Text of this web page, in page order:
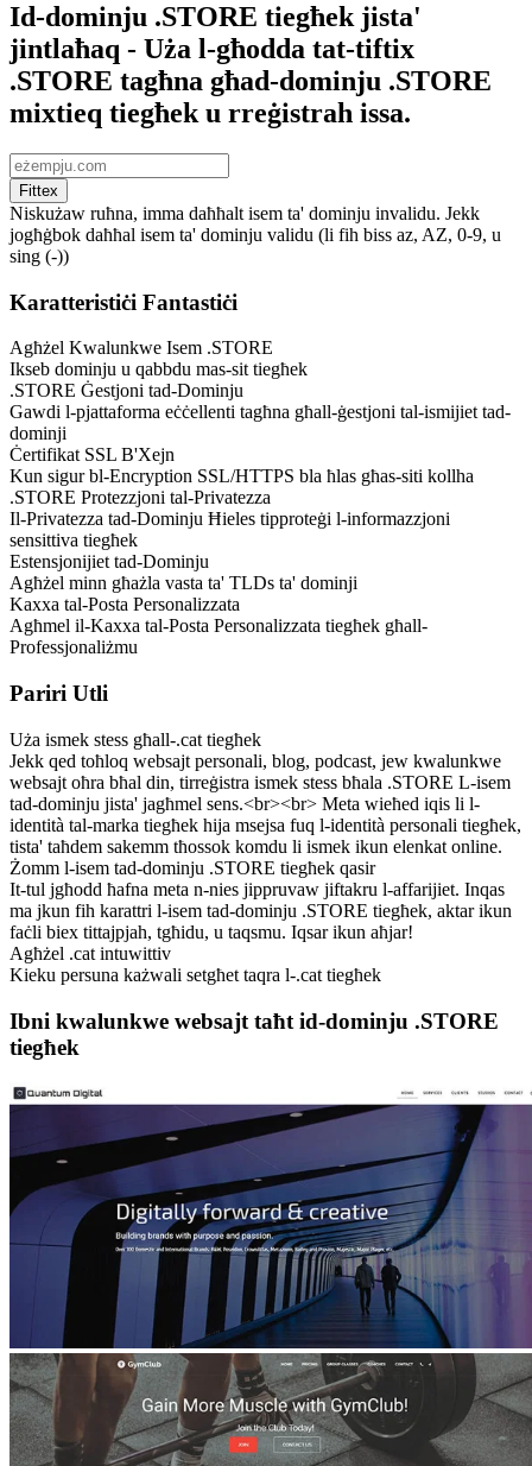
Id-dominju .STORE tiegħek jista'
jintlaħaq - Uża l-għodda tat-tiftix
.STORE tagħna għad-dominju .STORE
mixtieq tiegħek u rreġistrah issa.
Fittex
Niskużaw ruħna, imma daħħalt isem ta' dominju invalidu. Jekk
jogħġbok daħħal isem ta' dominju validu (li fih biss az, AZ, 0-9, u
sing (-))
Karatteristiċi Fantastiċi
Agħżel Kwalunkwe Isem .STORE
Ikseb dominju u qabbdu mas-sit tiegħek
.STORE Ġestjoni tad-Dominju
Gawdi l-pjattaforma eċċellenti tagħna għall-ġestjoni tal-ismijiet tad-
dominji
Ċertifikat SSL B'Xejn
Kun sigur bl-Encryption SSL/HTTPS bla ħlas għas-siti kollha
.STORE Protezzjoni tal-Privatezza
Il-Privatezza tad-Dominju Ħieles tipproteġi l-informazzjoni
sensittiva tiegħek
Estensjonijiet tad-Dominju
Agħżel minn għażla vasta ta' TLDs ta' dominji
Kaxxa tal-Posta Personalizzata
Agħmel il-Kaxxa tal-Posta Personalizzata tiegħek għall-
Professjonaliżmu
Pariri Utli
Uża ismek stess għall-.cat tiegħek
Jekk qed toħloq websajt personali, blog, podcast, jew kwalunkwe
websajt oħra bħal din, tirreġistra ismek stess bħala .STORE L-isem
tad-dominju jista' jagħmel sens.<br><br> Meta wieħed iqis li l-
identità tal-marka tiegħek hija msejsa fuq l-identità personali tiegħek,
tista' taħdem sakemm tħossok komdu li ismek ikun elenkat online.
Żomm l-isem tad-dominju .STORE tiegħek qasir
It-tul jgħodd ħafna meta n-nies jippruvaw jiftakru l-affarijiet. Inqas
ma jkun fih karattri l-isem tad-dominju .STORE tiegħek, aktar ikun
faċli biex tittajpjah, tgħidu, u taqsmu. Iqsar ikun aħjar!
Agħżel .cat intuwittiv
Kieku persuna każwali setgħet taqra l-.cat tiegħek
Ibni kwalunkwe websajt taħt id-dominju .STORE
tiegħek